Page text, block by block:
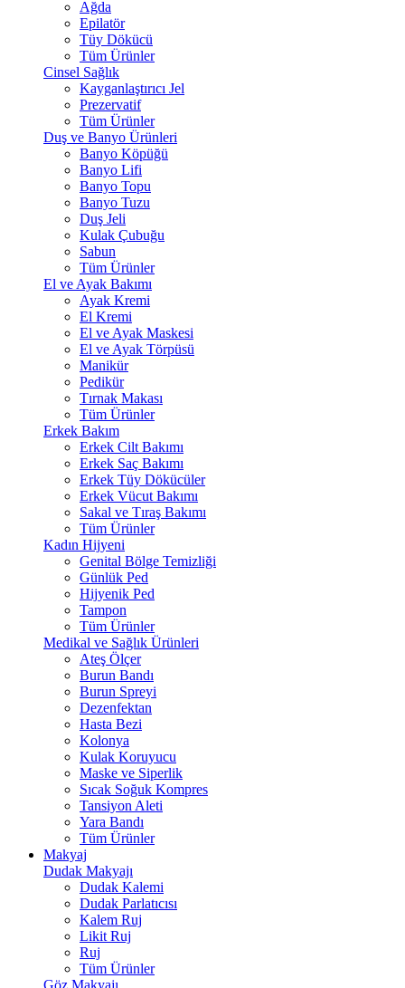
Ağda
Epilatör
Tüy Dökücü
Tüm Ürünler
Cinsel Sağlık
Kayganlaştırıcı Jel
Prezervatif
Tüm Ürünler
Duş ve Banyo Ürünleri
Banyo Köpüğü
Banyo Lifi
Banyo Topu
Banyo Tuzu
Duş Jeli
Kulak Çubuğu
Sabun
Tüm Ürünler
El ve Ayak Bakımı
Ayak Kremi
El Kremi
El ve Ayak Maskesi
El ve Ayak Törpüsü
Manikür
Pedikür
Tırnak Makası
Tüm Ürünler
Erkek Bakım
Erkek Cilt Bakımı
Erkek Saç Bakımı
Erkek Tüy Dökücüler
Erkek Vücut Bakımı
Sakal ve Tıraş Bakımı
Tüm Ürünler
Kadın Hijyeni
Genital Bölge Temizliği
Günlük Ped
Hijyenik Ped
Tampon
Tüm Ürünler
Medikal ve Sağlık Ürünleri
Ateş Ölçer
Burun Bandı
Burun Spreyi
Dezenfektan
Hasta Bezi
Kolonya
Kulak Koruyucu
Maske ve Siperlik
Sıcak Soğuk Kompres
Tansiyon Aleti
Yara Bandı
Tüm Ürünler
Makyaj
Dudak Makyajı
Dudak Kalemi
Dudak Parlatıcısı
Kalem Ruj
Likit Ruj
Ruj
Tüm Ürünler
Göz Makyajı